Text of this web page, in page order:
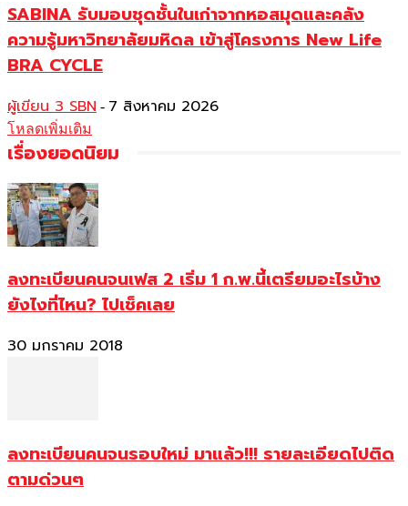
SABINA รับมอบชุดชั้นในเก่าจากหอสมุดและคลัง
ความรู้มหาวิทยาลัยมหิดล เข้าสู่โครงการ New Life
BRA CYCLE
ผู้เขียน 3 SBN - 7 สิงหาคม 2026
โหลดเพิ่มเติม
เรื่องยอดนิยม
ลงทะเบียนคนจนเฟส 2 เริ่ม 1 ก.พ.นี้เตรียมอะไรบ้าง
ยังไงที่ไหน? ไปเช็คเลย
30 มกราคม 2018
ลงทะเบียนคนจนรอบใหม่ มาแล้ว!!! รายละเอียดไปติด
ตามด่วนๆ